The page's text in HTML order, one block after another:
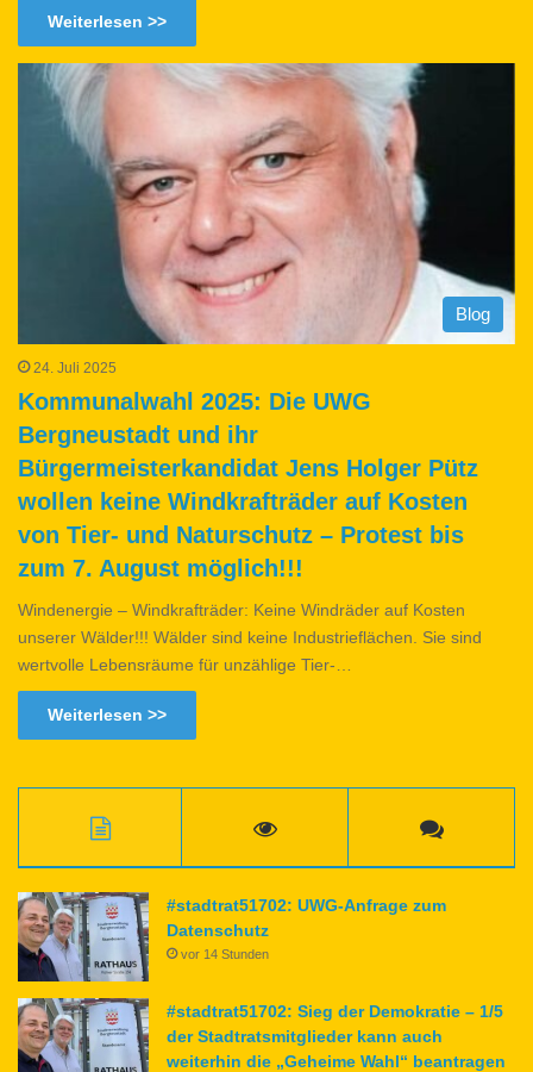
Weiterlesen >>
Blog
24. Juli 2025
Kommunalwahl 2025: Die UWG
Bergneustadt und ihr
Bürgermeisterkandidat Jens Holger Pütz
wollen keine Windkrafträder auf Kosten
von Tier- und Naturschutz – Protest bis
zum 7. August möglich!!!
Windenergie – Windkrafträder: Keine Windräder auf Kosten
unserer Wälder!!! Wälder sind keine Industrieflächen. Sie sind
wertvolle Lebensräume für unzählige Tier-…
Weiterlesen >>
#stadtrat51702: UWG-Anfrage zum
Datenschutz
vor 14 Stunden
#stadtrat51702: Sieg der Demokratie – 1/5
der Stadtratsmitglieder kann auch
weiterhin die „Geheime Wahl“ beantragen